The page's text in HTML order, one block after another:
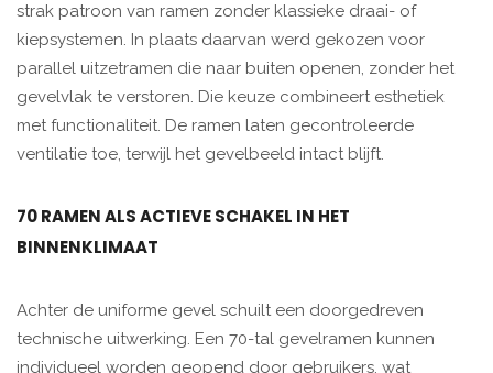
strak patroon van ramen zonder klassieke draai- of
kiepsystemen. In plaats daarvan werd gekozen voor
parallel uitzetramen die naar buiten openen, zonder het
gevelvlak te verstoren. Die keuze combineert esthetiek
met functionaliteit. De ramen laten gecontroleerde
ventilatie toe, terwijl het gevelbeeld intact blijft.
70 RAMEN ALS ACTIEVE SCHAKEL IN HET
BINNENKLIMAAT
Achter de uniforme gevel schuilt een doorgedreven
technische uitwerking. Een 70-tal gevelramen kunnen
individueel worden geopend door gebruikers, wat